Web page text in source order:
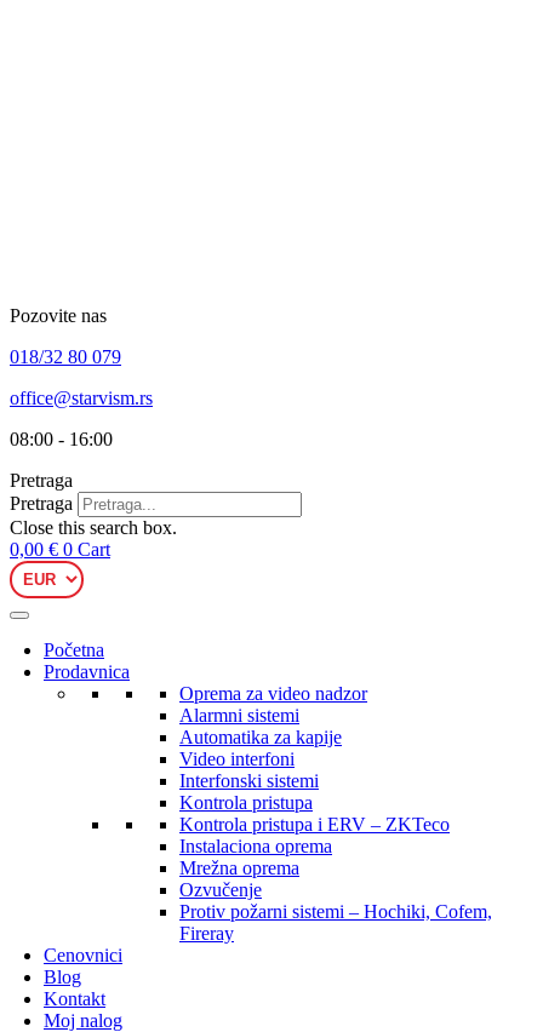
Pozovite nas
018/32 80 079
office@starvism.rs
08:00 - 16:00
Pretraga
Pretraga
Close this search box.
0,00 € 0 Cart
Početna
Prodavnica
Oprema za video nadzor
Alarmni sistemi
Automatika za kapije
Video interfoni
Interfonski sistemi
Kontrola pristupa
Kontrola pristupa i ERV – ZKTeco
Instalaciona oprema
Mrežna oprema
Ozvučenje
Protiv požarni sistemi – Hochiki, Cofem,
Fireray
Cenovnici
Blog
Kontakt
Moj nalog